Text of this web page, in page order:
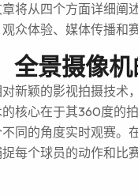
将从四个方面详细
众体验、媒体传播和
全景摄像
新颖的影视拍摄技
核心在于其360度的
同的角度实时观赛
每个球员的动作和比